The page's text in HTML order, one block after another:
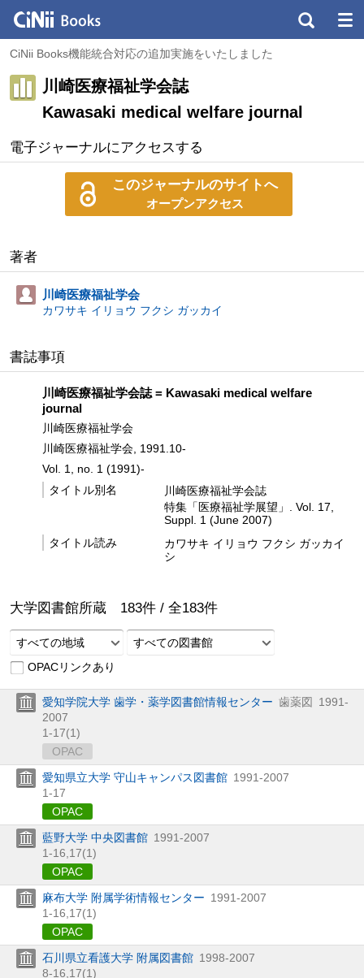
CiNii Books機能統合対応の追加実施をいたしました
川崎医療福祉学会誌
Kawasaki medical welfare journal
電子ジャーナルにアクセスする
このジャーナルのサイトへ
オープンアクセス
著者
川崎医療福祉学会
カワサキ イリョウ フクシ ガッカイ
書誌事項
川崎医療福祉学会誌 = Kawasaki medical welfare
journal
川崎医療福祉学会
川崎医療福祉学会, 1991.10-
Vol. 1, no. 1 (1991)-
タイトル別名
川崎医療福祉学会誌
特集「医療福祉学展望」. Vol. 17,
Suppl. 1 (June 2007)
タイトル読み
カワサキ イリョウ フクシ ガッカイ
シ
大学図書館所蔵 183件 / 全183件
すべての地域
すべての図書館
OPACリンクあり
愛知学院大学 歯学・薬学図書館情報センター 歯薬図 1991-
2007
1-17(1)
OPAC
愛知県立大学 守山キャンパス図書館 1991-2007
1-17
OPAC
藍野大学 中央図書館 1991-2007
1-16, 17(1)
OPAC
麻布大学 附属学術情報センター 1991-2007
1-16, 17(1)
OPAC
石川県立看護大学 附属図書館 1998-2007
8-16, 17(1)